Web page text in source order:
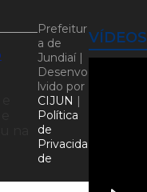
VÍDEOS
Prefeitur
a de
Jundiaí |
Desenvo
lvido por
CIJUN |
Política
de
Privacida
de